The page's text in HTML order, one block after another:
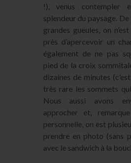
!), venus contempler
splendeur du paysage.
grandes gueules, on
près d’apercevoir un
également de ne pas
pied de la croix
dizaines de minutes
très rare les sommets
Nous aussi avons
approcher et,
personnelle, on est
prendre en photo (sans
avec le sandwich à la